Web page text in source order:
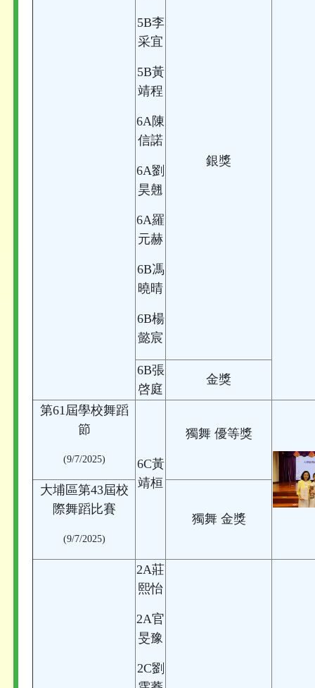
5B李
采宜
5B黃
靖程
6A陳
信諾
6A劉
昊翹
6A羅
元赫
6B馮
曉晴
6B楊
懿宸
銀獎
6B張
啓庭
金獎
第61屆學校舞蹈
節
(9/7/2025)
6C黃
靖桓
獨舞 優等獎
大埔區第43屆校
際舞蹈比賽
(9/7/2025)
獨舞 金獎
2A莊
熙怡
2A官
旻豫
2C劉